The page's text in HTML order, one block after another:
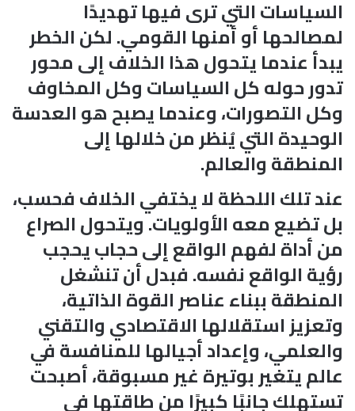
السياسات التي ترى فيها تهديدًا
لمصالحها أو أمنها القومي. لكن الخطر
يبدأ عندما يتحول هذا الخلاف إلى محور
تدور حوله كل السياسات وكل المخاوف
وكل التصورات، وعندما يصبح هو العدسة
الوحيدة التي يُنظر من خلالها إلى
المنطقة والعالم.
عند تلك اللحظة لا يختفي الخلاف فحسب،
بل تضيع معه الأولويات. ويتحول الصراع
من أداة لفهم الواقع إلى حجاب يحجب
رؤية الواقع نفسه. فبدل أن تنشغل
المنطقة ببناء عناصر القوة الذاتية،
وتعزيز استقلالها الاقتصادي والتقني
والعلمي، وإعداد أجيالها للمنافسة في
عالم يتغير بوتيرة غير مسبوقة، أصبحت
تستهلك جانبًا كبيرًا من طاقتها في